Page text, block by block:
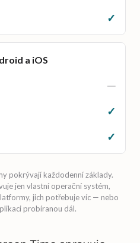
✓
a iOS
—
✓
✓
pokrývají každodenní základy.
jen vlastní operační systém,
jich potřebuje víc — nebo
probíranou dál.